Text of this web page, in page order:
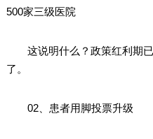
500家三级医院
这说明什么？政策红利期已
了。
02、患者用脚投票升级